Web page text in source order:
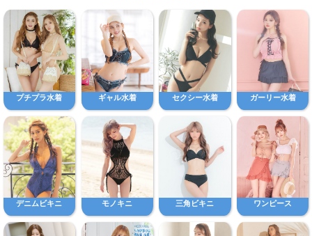
プチプラ水着 ギャル水着 セクシー水着 ガーリー水着
デニムビキニ モノキニ 三角ビキニ ワンピース